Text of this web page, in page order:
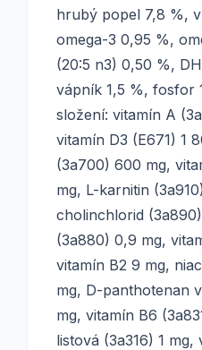
hrubý popel 7,8 %,
omega-3 0,95 %,
(20:5 n3) 0,50 %,
vápník 1,5 %, fosfor
složení: vitamín A
vitamín D3 (E671) 1
(3a700) 600 mg,
mg, L-karnitin
cholinchlorid
(3a880) 0,9 mg,
vitamín B2 9 mg,
mg, D-panthotenan
mg, vitamín B6
listová (3a316) 1